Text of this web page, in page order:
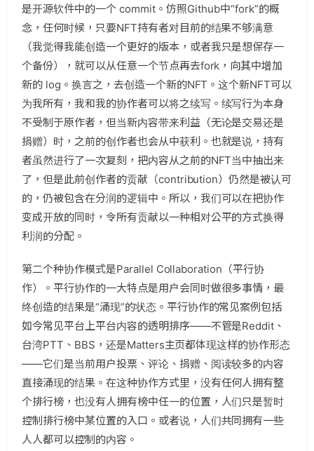
是开源软件中的一个 commit。仿照Github中“fork”的概
念，任何时候，只要NFT持有者对目前的结果不够满意
（我觉得我能创造一个更好的版本，或者我只是想保存一
个备份），就可以从任意一个节点再去fork，向其中增加
新的 log。换言之，去创造一个新的NFT。这个新NFT可以
为我所有，我和我的协作者可以将之续写。续写行为本身
不受制于原作者，但当新内容带来利益（无论是交易还是
捐赠）时，之前的创作者也会从中获利。也就是说，持有
者虽然进行了一次复刻，把内容从之前的NFT当中抽出来
了，但是此前创作者的贡献（contribution）仍然是被认可
的，仍被包含在分润的逻辑中。所以，我们可以在把协作
变成开放的同时，令所有贡献以一种相对公平的方式换得
利润的分配。
第二个种协作模式是Parallel Collaboration（平行协
作）。平行协作的一大特点是用户会同时做很多事情，最
终创造的结果是“涌现”的状态。平行协作的常见案例包括
如今常见平台上平台内容的透明排序——不管是Reddit、
台湾PTT、BBS，还是Matters主页都体现这样的协作形态
——它们是当前用户投票、评论、捐赠、阅读较多的内容
直接涌现的结果。在这种协作方式里，没有任何人拥有整
个排行榜，也没有人拥有榜中任一的位置，人们只是暂时
控制排行榜中某位置的入口。或者说，人们共同拥有一些
人人都可以控制的内容。